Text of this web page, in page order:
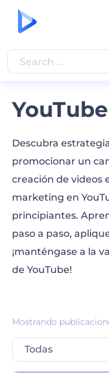
YouTube
Descubra
promocionar un
creación de videos
marketing en
principiantes.
paso a paso,
¡manténgase a la
de YouTube!
Mostrando
Todas